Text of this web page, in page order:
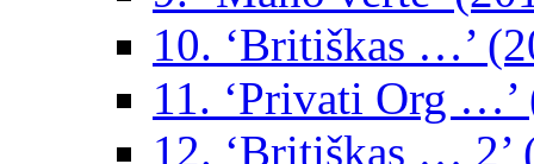
10. ‘Britiškas …’
11. ‘Privati Org …’
12. ‘Britiškas … 2’